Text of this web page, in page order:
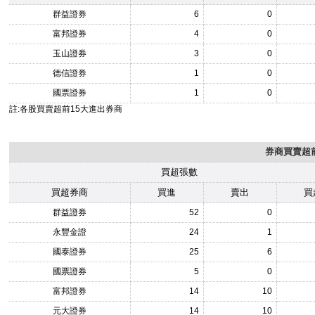
群益證券 6
0
富邦證券
4
0
玉山證券
3
0
德信證券
1
0
國票證券
1
0
註:各股買賣超前15大進出券商
券商買賣超
買超張數
買超券商
買進 賣出
群益證券 52
0
永豐金證
24
1
國泰證券
25
6
國票證券
5
0
富邦證券
14
10
元大證券
14
10